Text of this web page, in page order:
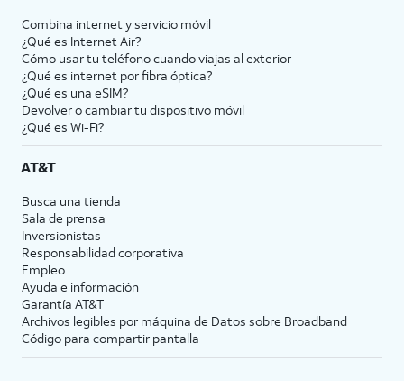
Combina internet y servicio móvil
¿Qué es Internet Air?
Cómo usar tu teléfono cuando viajas al exterior
¿Qué es internet por fibra óptica?
¿Qué es una eSIM?
Devolver o cambiar tu dispositivo móvil
¿Qué es Wi-Fi?
AT&T
Busca una tienda
Sala de prensa
Inversionistas
Responsabilidad corporativa
Empleo
Ayuda e información
Garantía AT&T
Archivos legibles por máquina de Datos sobre Broadband
Código para compartir pantalla